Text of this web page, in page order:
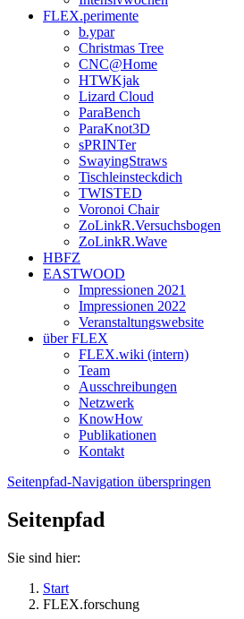
FLEX.perimente
b.ypar
Christmas Tree
CNC@Home
HTWKjak
Lizard Cloud
ParaBench
ParaKnot3D
sPRINTer
SwayingStraws
Tischleinsteckdich
TWISTED
Voronoi Chair
ZoLinkR.Versuchsbogen
ZoLinkR.Wave
HBFZ
EASTWOOD
Impressionen 2021
Impressionen 2022
Veranstaltungswebsite
über FLEX
FLEX.wiki (intern)
Team
Ausschreibungen
Netzwerk
KnowHow
Publikationen
Kontakt
Seitenpfad-Navigation überspringen
Seitenpfad
Sie sind hier:
Start
FLEX.forschung